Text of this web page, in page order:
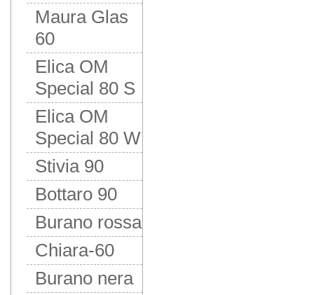
Maura Glas
60
Elica OM
Special 80 S
Elica OM
Special 80 W
Stivia 90
Bottaro 90
Burano rossa
Chiara-60
Burano nera